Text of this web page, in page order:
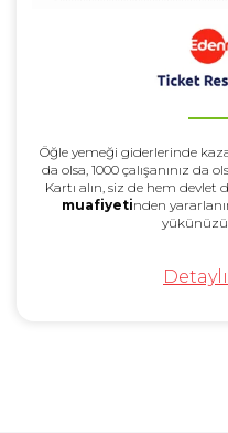
Öğle yemeği giderlerinde
da olsa, 1000 çalışanınız da
Kartı alın, siz de hem devlet
muafiyetinden
yükünüzü